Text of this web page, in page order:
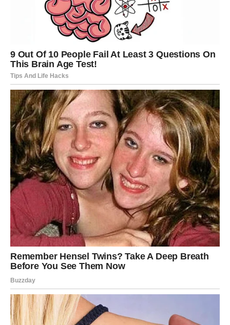
više nego što dobija. Ti si možda već neko vreme osećao
da nešto nije kako treba, ali si birao da veruješ u ono
lepo, da daješ još jednu šansu, da opravdavaš tuđe
ponašanje.
Ali sada dolazi trenutak kada više ne možeš da zatvaraš
oči.
Istina kod tebe dolazi nežnije nego kod Škorpije, ali ne
manje snažno. Može doći kroz razgovor, kroz neku
sitnicu koja će ti odjednom imati veliko značenje ili kroz
niz situacija koje će ti složiti sliku koju više ne možeš
ignorisati.
U ljubavi, ovo je period velikog emotivnog buđenja. Ako si
bio u odnosu u kojem si davao sve, a dobijao malo – sada
to vidiš jasno. Ako si čekao da se neko promeni – sada
shvataš da možda neće. Ali ono što je najvažnije –
shvataš svoju vrednost.
Za neke Ribe, ovo može biti kraj jedne iluzije, ali i početak
nečeg mnogo zdravijeg. Jer kada prestaneš da se držiš
za ono što nije bilo pravo, otvara se prostor za ono što
jeste.